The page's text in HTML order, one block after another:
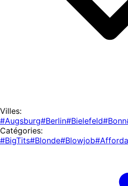
Villes:
#Augsburg#Berlin#Bielefeld#Bonn
Catégories:
#BigTits#Blonde#Blowjob